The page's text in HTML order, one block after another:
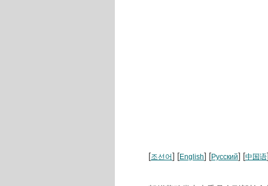
[조선어] [English] [Русский] [中国语